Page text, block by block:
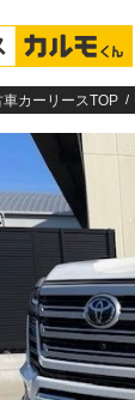
車カーリースTOP